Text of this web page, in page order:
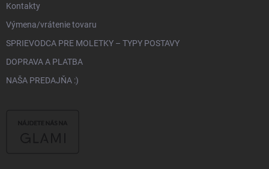
Kontakty
Výmena/vrátenie tovaru
SPRIEVODCA PRE MOLETKY – TYPY POSTAVY
DOPRAVA A PLATBA
NAŠA PREDAJŇA :)